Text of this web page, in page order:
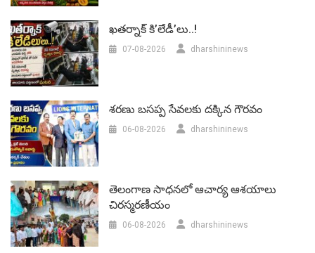
ఖతర్నాక్ కి’లేడీ’లు..!
07-08-2026 dharshininews
శరణు బసప్ప సేవలకు దక్కిన గౌరవం
06-08-2026 dharshininews
తెలంగాణ సాధనలో ఆచార్య ఆశయాలు
చిరస్మరణీయం
06-08-2026 dharshininews